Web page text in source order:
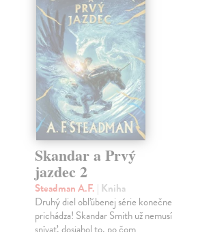
Skandar a Prvý
jazdec 2
Steadman A.F. | Kniha
Druhý diel obľúbenej série konečne
prichádza! Skandar Smith už nemusí